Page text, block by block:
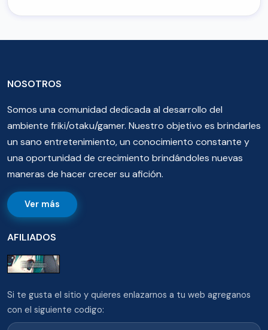
NOSOTROS
Somos una comunidad dedicada al desarrollo del
ambiente friki/otaku/gamer. Nuestro objetivo es brindarles
un sano entretenimiento, un conocimiento constante y
una oportunidad de crecimiento brindándoles nuevas
maneras de hacer crecer su afición.
Ver más
AFILIADOS
Si te gusta el sitio y quieres enlazarnos a tu web agreganos
con el siguiente codigo: